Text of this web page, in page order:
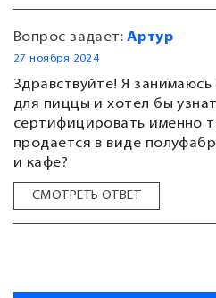
Вопрос задает: Артур
27 ноября 2024
Здравствуйте! Я
для пиццы и хотел бы
сертифицировать именно
продается в виде
и кафе?
СМОТРЕТЬ ОТВЕТ